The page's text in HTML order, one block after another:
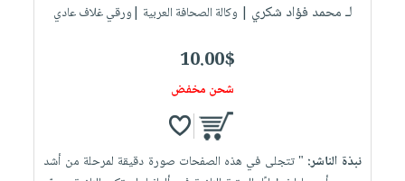
لـ محمد فؤاد شكري | وكالة الصحافة العربية |ورقي غلاف عادي
10.00$
شحن مخفض
نبذة الناشر: " تتجلى في هذه الصفحات صورة دقيقة لمرحلة من أشد